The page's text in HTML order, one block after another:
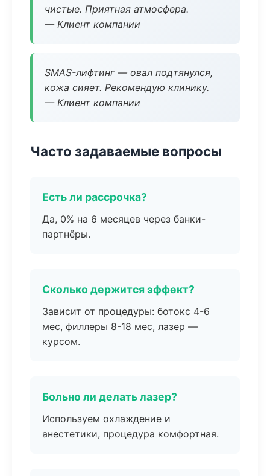
чистые. Приятная атмосфера.
— Клиент компании
SMAS-лифтинг — овал подтянулся,
кожа сияет. Рекомендую клинику.
— Клиент компании
Часто задаваемые вопросы
Есть ли рассрочка?
Да, 0% на 6 месяцев через банки-
партнёры.
Сколько держится эффект?
Зависит от процедуры: ботокс 4-6
мес, филлеры 8-18 мес, лазер —
курсом.
Больно ли делать лазер?
Используем охлаждение и
анестетики, процедура комфортная.